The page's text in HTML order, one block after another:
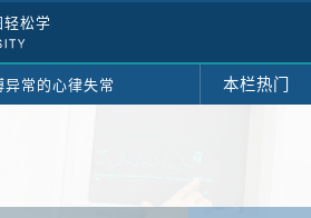
松学
常的心律失常 本栏热门